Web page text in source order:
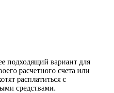
подходящий вариант для
расчетного счета или
расплатиться с
средствами.